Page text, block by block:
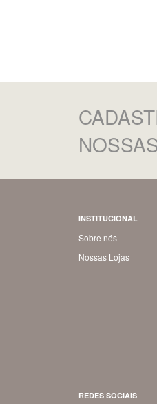
INSTITUCIONAL
Sobre nós
Nossas Lojas
REDES SOCIAIS